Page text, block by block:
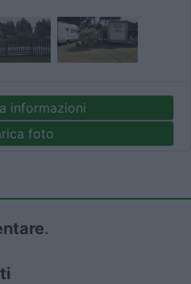
informazioni
foto
.